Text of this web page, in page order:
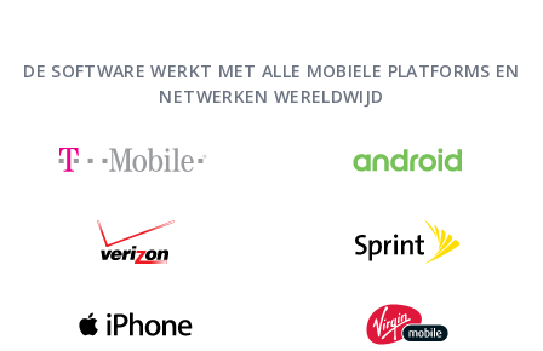
DE SOFTWARE WERKT MET ALLE MOBIELE PLATFORMS EN
NETWERKEN WERELDWIJD